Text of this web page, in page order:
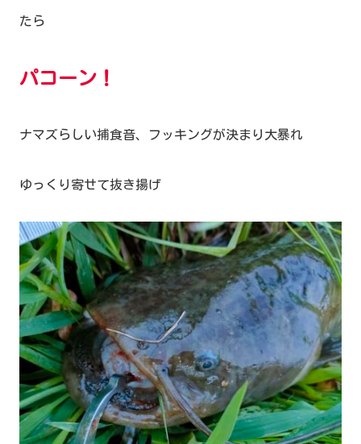
たら
パコーン！
ナマズらしい捕食音、フッキングが決まり大暴れ
ゆっくり寄せて抜き揚げ